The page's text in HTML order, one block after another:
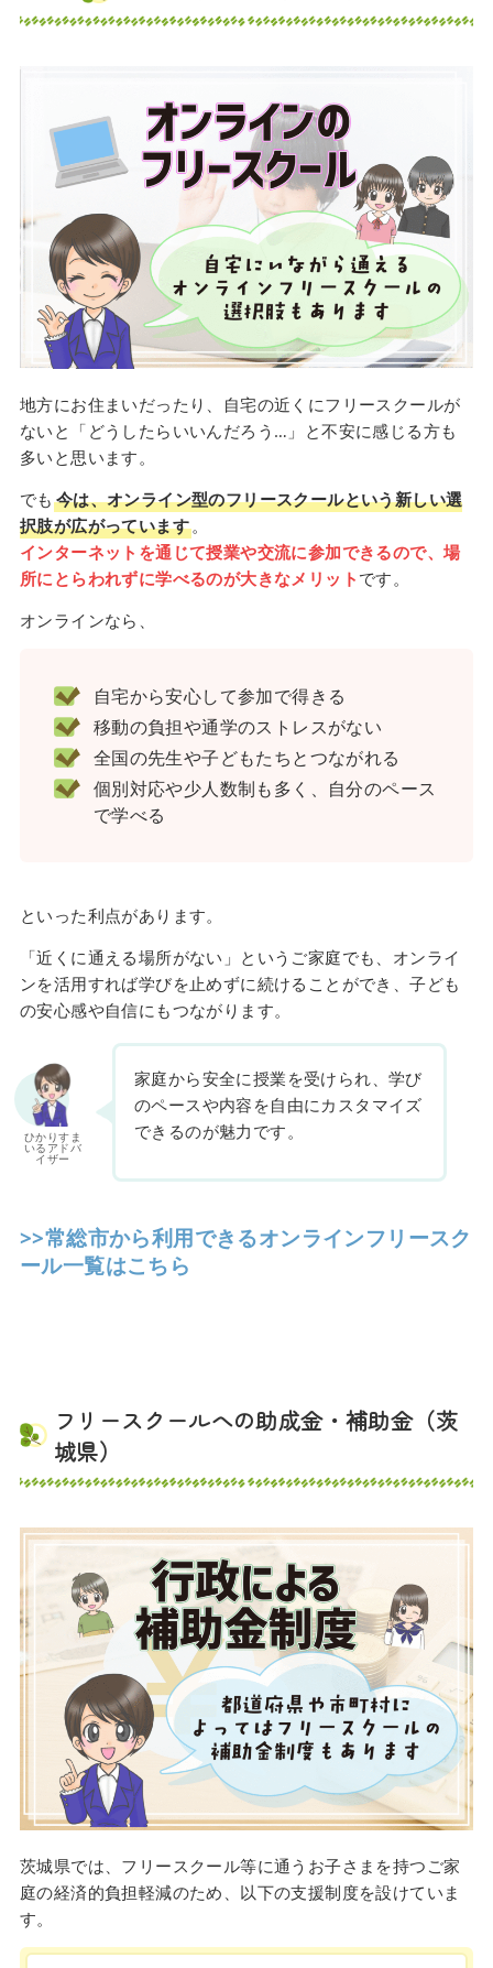
地方にお住まいだったり、自宅の近くにフリースクールが
ないと「どうしたらいいんだろう…」と不安に感じる方も
多いと思います。
でも 今は、オンライン型のフリースクールという新しい選
択肢が広がっています。
インターネットを通じて授業や交流に参加できるので、場
所にとらわれずに学べるのが大きなメリット です。
オンラインなら、
自宅から安心して参加で得きる
移動の負担や通学のストレスがない
全国の先生や子どもたちとつながれる
個別対応や少人数制も多く、自分のペース
で学べる
といった利点があります。
「近くに通える場所がない」というご家庭でも、オンライ
ンを活用すれば学びを止めずに続けることができ、子ども
の安心感や自信にもつながります。
ひかりすま
いるアドバ
イザー
家庭から安全に授業を受けられ、学び
のペースや内容を自由にカスタマイズ
できるのが魅力です。
>>常総市から利用できるオンラインフリースク
ール一覧はこちら
フリースクールへの助成金・補助金（茨
城県）
茨城県では、フリースクール等に通うお子さまを持つご家
庭の経済的負担軽減のため、以下の支援制度を設けていま
す。